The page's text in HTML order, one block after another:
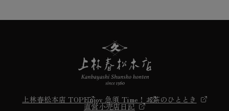
上林春松本店 TOPEnjoy 急須 Time！ お茶のひととき
直営小売店日記